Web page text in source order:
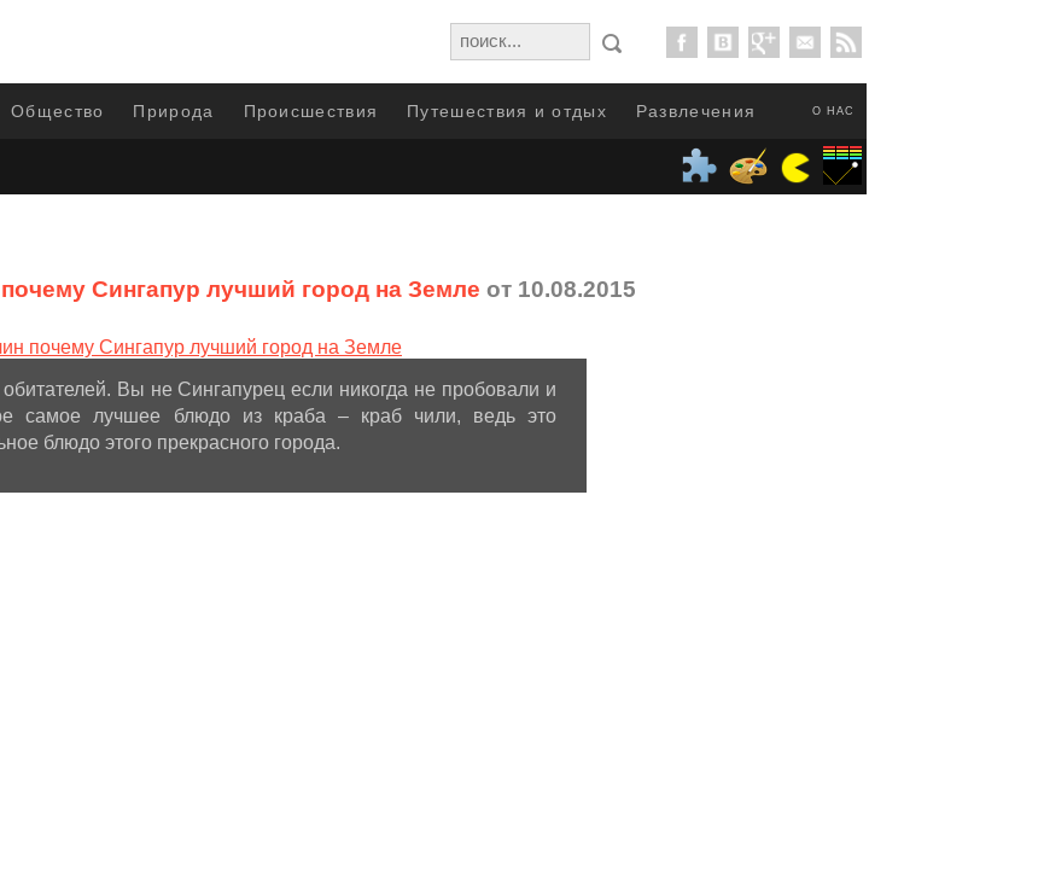
О НАС
Общество Природа Происшествия Путешествия и отдых Развлечения
Сингапур лучший город на Земле от 10.08.2015
Вы не Сингапурец если никогда не пробовали и
самое лучшее блюдо из краба – краб чили, ведь это
блюдо этого прекрасного города.